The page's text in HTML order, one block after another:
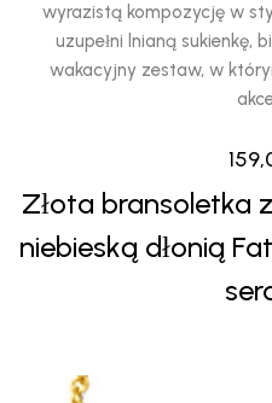
Złota bransoletka
niebieską dłonią
wyrazistą kompozycję w
uzupełni lnianą sukienkę,
wakacyjny zestaw, w